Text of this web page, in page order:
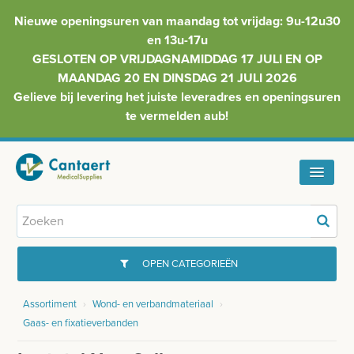
Nieuwe openingsuren van maandag tot vrijdag: 9u-12u30
en 13u-17u
GESLOTEN OP VRIJDAGNAMIDDAG 17 JULI EN OP
MAANDAG 20 EN DINSDAG 21 JULI 2026
Gelieve bij levering het juiste leveradres en openingsuren
te vermelden aub!
HOME
INFO
OPEN CATEGORIEËN
GYNAECOLOGIE
Assortiment › Wond- en verbandmateriaal
›
Gaas- en fixatieverbanden